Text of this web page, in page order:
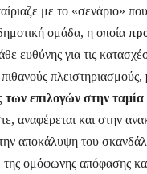
με το «σενάριο»
ομάδα, η οποία
ευθύνης για τις
πλειστηριασμούς,
των επιλογών στην
αναφέρεται και στην
αποκάλυψη του
της ομόφωνης απόφασης